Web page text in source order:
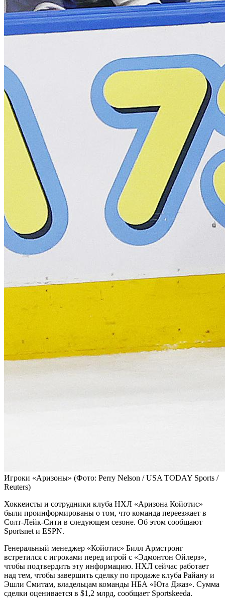
Игроки «Аризоны» (Фото: Perry Nelson / USA TODAY Sports /
Reuters)
Хоккеисты и сотрудники клуба НХЛ «Аризона Койотис»
были проинформированы о том, что команда переезжает в
Солт-Лейк-Сити в следующем сезоне. Об этом сообщают
Sportsnet и ESPN.
Генеральный менеджер «Койотис» Билл Армстронг
встретился с игроками перед игрой с «Эдмонтон Ойлерз»,
чтобы подтвердить эту информацию. НХЛ сейчас работает
над тем, чтобы завершить сделку по продаже клуба Райану и
Эшли Смитам, владельцам команды НБА «Юта Джаз». Сумма
сделки оценивается в $1,2 млрд, сообщает Sportskeeda.